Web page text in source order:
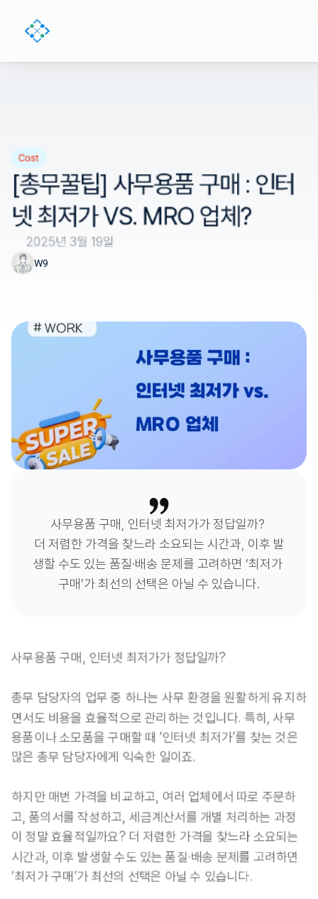
Cost
[총무꿀팁] 사무용품 구매 : 인터
넷 최저가 VS. MRO 업체?
2025년 3월 19일
W9
사무용품 구매, 인터넷 최저가가 정답일까?
더 저렴한 가격을 찾느라 소요되는 시간과, 이후 발
생할 수도 있는 품질·배송 문제를 고려하면 ‘최저가
구매’가 최선의 선택은 아닐 수 있습니다.
사무용품 구매, 인터넷 최저가가 정답일까?
총무 담당자의 업무 중 하나는 사무 환경을 원활하게 유지하
면서도 비용을 효율적으로 관리하는 것입니다. 특히, 사무
용품이나 소모품을 구매할 때 ‘인터넷 최저가’를 찾는 것은
많은 총무 담당자에게 익숙한 일이죠.
하지만 매번 가격을 비교하고, 여러 업체에서 따로 주문하
고, 품의서를 작성하고, 세금계산서를 개별 처리하는 과정
이 정말 효율적일까요? 더 저렴한 가격을 찾느라 소요되는
시간과, 이후 발생할 수도 있는 품질·배송 문제를 고려하면
‘최저가 구매’가 최선의 선택은 아닐 수 있습니다.